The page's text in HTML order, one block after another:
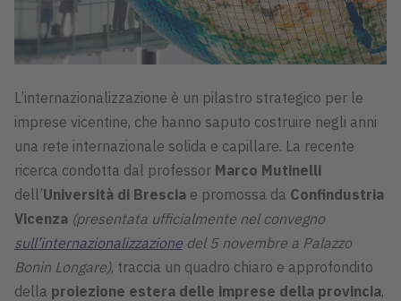
L’internazionalizzazione è un pilastro strategico per le
imprese vicentine, che hanno saputo costruire negli anni
una rete internazionale solida e capillare. La recente
ricerca condotta dal professor Marco Mutinelli
dell’Università di Brescia e promossa da Confindustria
Vicenza (presentata ufficialmente nel convegno
sull’internazionalizzazione del 5 novembre a Palazzo
Bonin Longare), traccia un quadro chiaro e approfondito
della proiezione estera delle imprese della provincia,